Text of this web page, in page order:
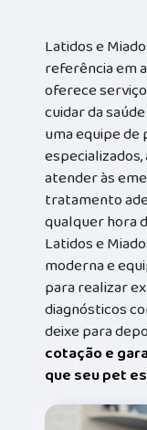
Latidos e
referência em
oferece
cuidar da
uma equipe
atender às
tratamento
qualquer hora
Latidos e
moderna e
para realizar
diagnósticos
deixe para
cotação e
que seu pet